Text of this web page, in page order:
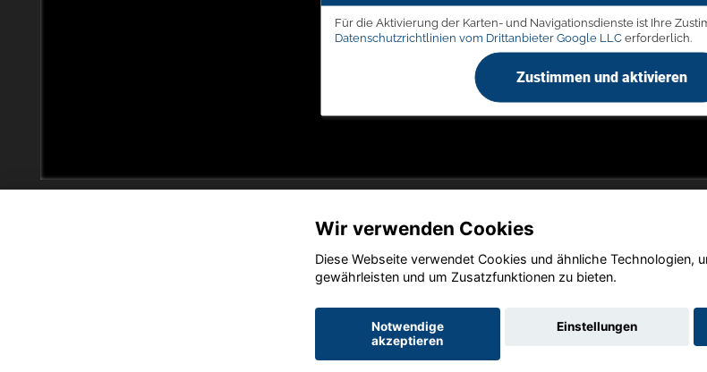
Für die Aktivierung der Karten- und Navigationsdienste ist Ihre
Datenschutzrichtlinien vom Drittanbieter Google LLCerforderlich.
Zustimmen und aktivieren
Copyright © 2026. LIEGERT & BÖSKEN
Startseite AGB
Wir verwenden Cookies
Diese Webseite verwendet Cookies und ähnliche Technologien,
gewährleisten und um Zusatzfunktionen zu bieten.
Notwendige
akzeptieren
Einstellungen